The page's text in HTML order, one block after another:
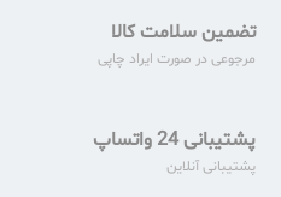
تضمین سلامت کالا
مرجوعی در صورت ایراد چاپی
پشتیبانی 24 واتساپ
پشتیبانی آنلاین